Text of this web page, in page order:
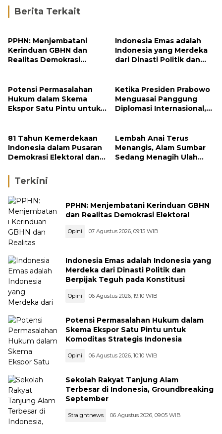
Berita Terkait
PPHN: Menjembatani
Kerinduan GBHN dan
Realitas Demokrasi
Indonesia Emas adalah
Indonesia yang Merdeka
dari Dinasti Politik dan
Potensi Permasalahan
Hukum dalam Skema
Ekspor Satu Pintu untuk
Ketika Presiden Prabowo
Menguasai Panggung
Diplomasi Internasional,
Safari Politik Nasional
81 Tahun Kemerdekaan
Indonesia dalam Pusaran
Demokrasi Elektoral dan
Sebuah Resonansi
Lembah Anai Terus
Menangis, Alam Sumbar
Sedang Menagih Ulah
Terkini
PPHN: Menjembatani Kerinduan GBHN
dan Realitas Demokrasi Elektoral
Opini 07 Agustus 2026, 09:15 WIB
Indonesia Emas adalah Indonesia yang
Merdeka dari Dinasti Politik dan
Berpijak Teguh pada Konstitusi
Opini 06 Agustus 2026, 19:10 WIB
Potensi Permasalahan Hukum dalam
Skema Ekspor Satu Pintu untuk
Komoditas Strategis Indonesia
Opini 06 Agustus 2026, 10:10 WIB
Sekolah Rakyat Tanjung Alam
Terbesar di Indonesia, Groundbreaking
September
Straightnews 06 Agustus 2026, 09:05 WIB